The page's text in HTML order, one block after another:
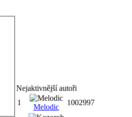
Nejaktivnější autoři
1
Melodic
1002997